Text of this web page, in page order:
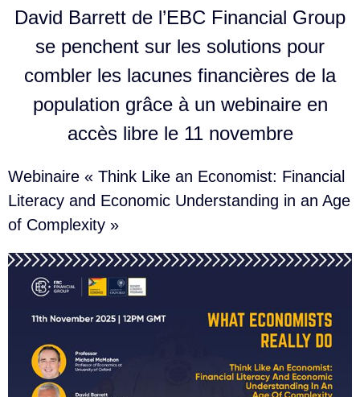
David Barrett de l’EBC Financial Group
se penchent sur les solutions pour
combler les lacunes financières de la
population grâce à un webinaire en
accès libre le 11 novembre
Webinaire « Think Like an Economist: Financial
Literacy and Economic Understanding in an Age
of Complexity »